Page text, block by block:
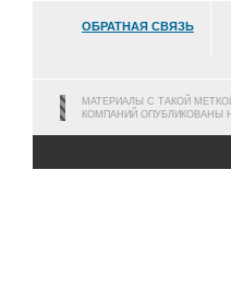
ОБРАТНАЯ СВЯЗЬ
МАТЕРИАЛЫ С ТАКОЙ
КОМПАНИЙ ОПУБЛИКОВАНЫ